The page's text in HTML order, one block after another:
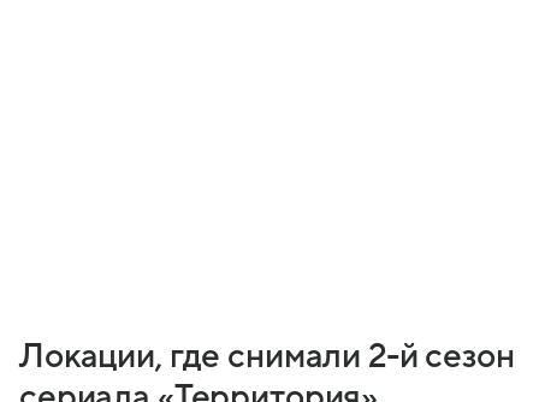
Локации, где снимали 2-й сезон